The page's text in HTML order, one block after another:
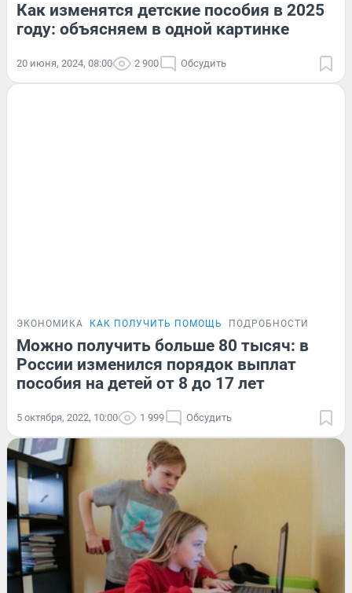
Как изменятся детские пособия в 2025
году: объясняем в одной картинке
20 июня, 2024, 08:00 2 900 Обсудить
ЭКОНОМИКА КАК ПОЛУЧИТЬ ПОМОЩЬ ПОДРОБНОСТИ
Можно получить больше 80 тысяч: в
России изменился порядок выплат
пособия на детей от 8 до 17 лет
5 октября, 2022, 10:00 1 999 Обсудить